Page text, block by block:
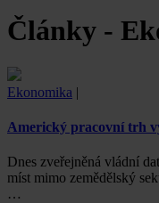
Články -
Ekonomika |
Americký pracovní trh
Dnes zveřejněná vládní
míst mimo zemědělský
…